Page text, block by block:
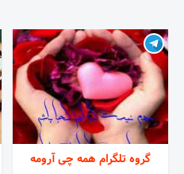
گروهی برای عاشقان تنها
گروه تلگرام همه چی آرومه